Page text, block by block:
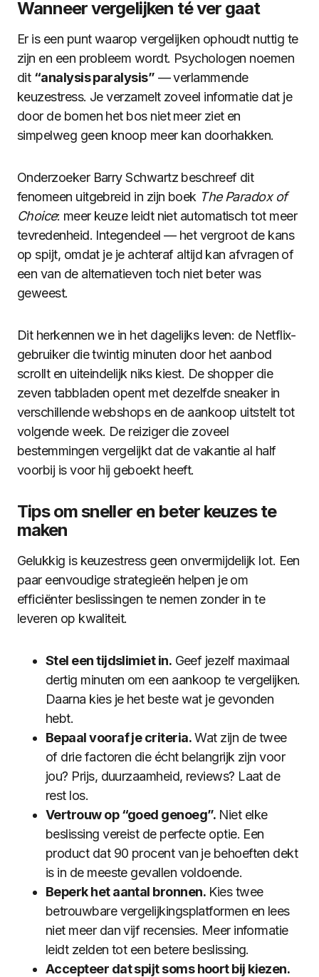
Wanneer vergelijken té ver gaat
Er is een punt waarop vergelijken ophoudt nuttig te
zijn en een probleem wordt. Psychologen noemen
dit “analysis paralysis” — verlammende
keuzestress. Je verzamelt zoveel informatie dat je
door de bomen het bos niet meer ziet en
simpelweg geen knoop meer kan doorhakken.
Onderzoeker Barry Schwartz beschreef dit
fenomeen uitgebreid in zijn boek The Paradox of
Choice: meer keuze leidt niet automatisch tot meer
tevredenheid. Integendeel — het vergroot de kans
op spijt, omdat je je achteraf altijd kan afvragen of
een van de alternatieven toch niet beter was
geweest.
Dit herkennen we in het dagelijks leven: de Netflix-
gebruiker die twintig minuten door het aanbod
scrollt en uiteindelijk niks kiest. De shopper die
zeven tabbladen opent met dezelfde sneaker in
verschillende webshops en de aankoop uitstelt tot
volgende week. De reiziger die zoveel
bestemmingen vergelijkt dat de vakantie al half
voorbij is voor hij geboekt heeft.
Tips om sneller en beter keuzes te
maken
Gelukkig is keuzestress geen onvermijdelijk lot. Een
paar eenvoudige strategieën helpen je om
efficiënter beslissingen te nemen zonder in te
leveren op kwaliteit.
Stel een tijdslimiet in. Geef jezelf maximaal
dertig minuten om een aankoop te vergelijken.
Daarna kies je het beste wat je gevonden
hebt.
Bepaal vooraf je criteria.Wat zijn de twee
of drie factoren die écht belangrijk zijn voor
jou? Prijs, duurzaamheid, reviews? Laat de
rest los.
Vertrouw op “goed genoeg”.Niet elke
beslissing vereist de perfecte optie. Een
product dat 90 procent van je behoeften dekt
is in de meeste gevallen voldoende.
Beperk het aantal bronnen.Kies twee
betrouwbare vergelijkingsplatformen en lees
niet meer dan vijf recensies. Meer informatie
leidt zelden tot een betere beslissing.
Accepteer dat spijt soms hoort bij kiezen.